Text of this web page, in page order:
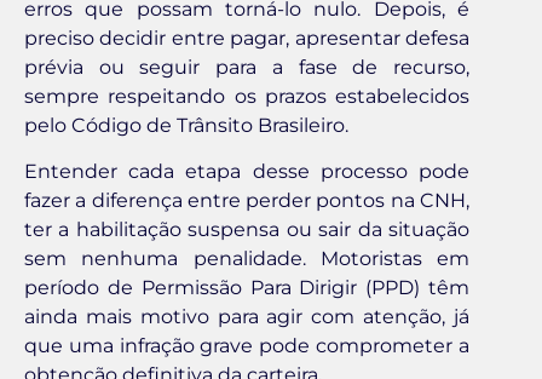
erros que possam torná-lo nulo. Depois, é
preciso decidir entre pagar, apresentar defesa
prévia ou seguir para a fase de recurso,
sempre respeitando os prazos estabelecidos
pelo Código de Trânsito Brasileiro.
Entender cada etapa desse processo pode
fazer a diferença entre perder pontos na CNH,
ter a habilitação suspensa ou sair da situação
sem nenhuma penalidade. Motoristas em
período de Permissão Para Dirigir (PPD) têm
ainda mais motivo para agir com atenção, já
que uma infração grave pode comprometer a